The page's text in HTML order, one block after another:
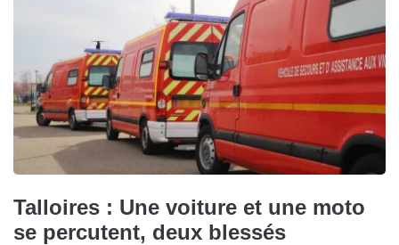
Talloires : Une voiture et une moto
se percutent, deux blessés